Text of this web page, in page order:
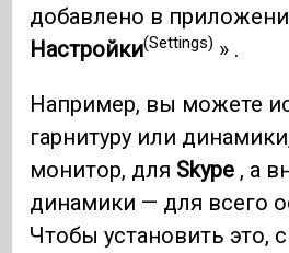
добавлено в
Настройки(Settings) » .
Например, вы можете
гарнитуру или
монитор, для Skype , а
динамики — для всего
Чтобы установить это,